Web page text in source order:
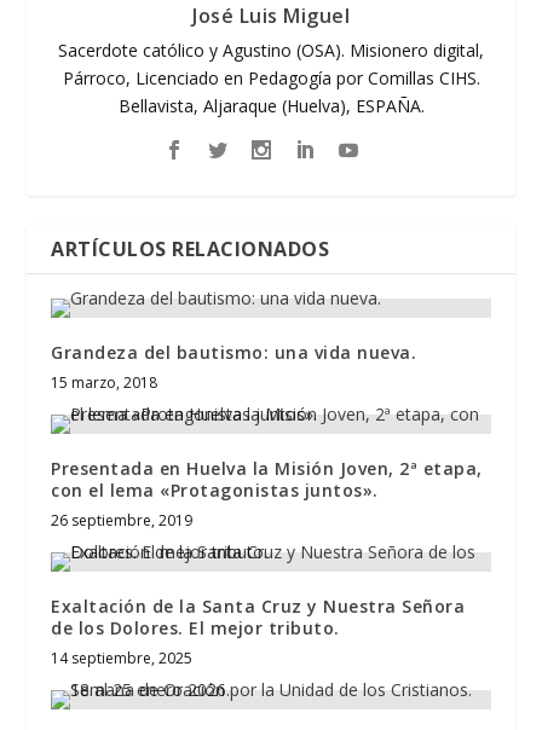
José Luis Miguel
Sacerdote católico y Agustino (OSA). Misionero digital,
Párroco, Licenciado en Pedagogía por Comillas CIHS.
Bellavista, Aljaraque (Huelva), ESPAÑA.
ARTÍCULOS RELACIONADOS
Grandeza del bautismo: una vida nueva.
15 marzo, 2018
Presentada en Huelva la Misión Joven, 2ª etapa,
con el lema «Protagonistas juntos».
26 septiembre, 2019
Exaltación de la Santa Cruz y Nuestra Señora
de los Dolores. El mejor tributo.
14 septiembre, 2025